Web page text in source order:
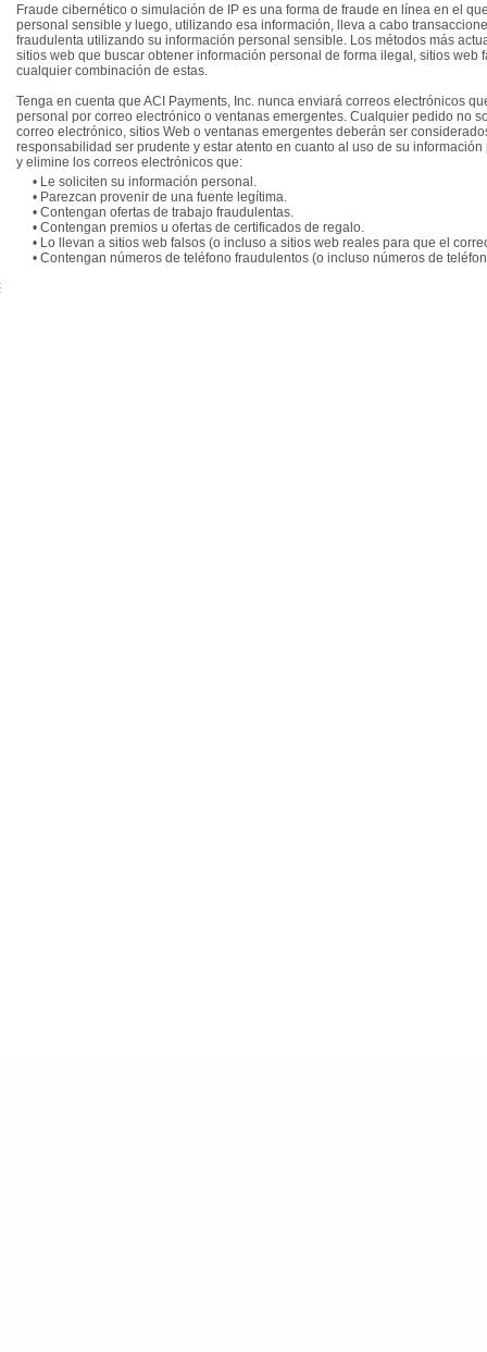
Fraude cibernético o simulación de IP es una forma de fraude en línea en el
personal sensible y luego, utilizando esa información, lleva a cabo
fraudulenta utilizando su información personal sensible. Los métodos más
sitios web que buscar obtener información personal de forma ilegal, sitios
cualquier combinación de estas.
Tenga en cuenta que ACI Payments, Inc. nunca enviará correos electrónicos
personal por correo electrónico o ventanas emergentes. Cualquier pedido no
correo electrónico, sitios Web o ventanas emergentes deberán ser
responsabilidad ser prudente y estar atento en cuanto al uso de su
y elimine los correos electrónicos que:
• Le soliciten su información personal.
• Parezcan provenir de una fuente legítima.
• Contengan ofertas de trabajo fraudulentas.
• Contengan premios u ofertas de certificados de regalo.
• Lo llevan a sitios web falsos (o incluso a sitios web reales para que el
• Contengan números de teléfono fraudulentos (o incluso números de